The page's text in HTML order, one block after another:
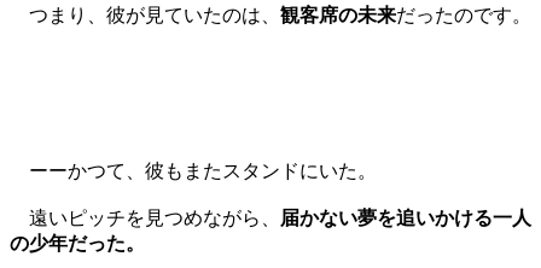
つまり、彼が見ていたのは、 観客席の未来だったのです。
ーーかつて、彼もまたスタンドにいた。
遠いピッチを見つめながら、 届かない夢を追いかける一人
の少年だった。